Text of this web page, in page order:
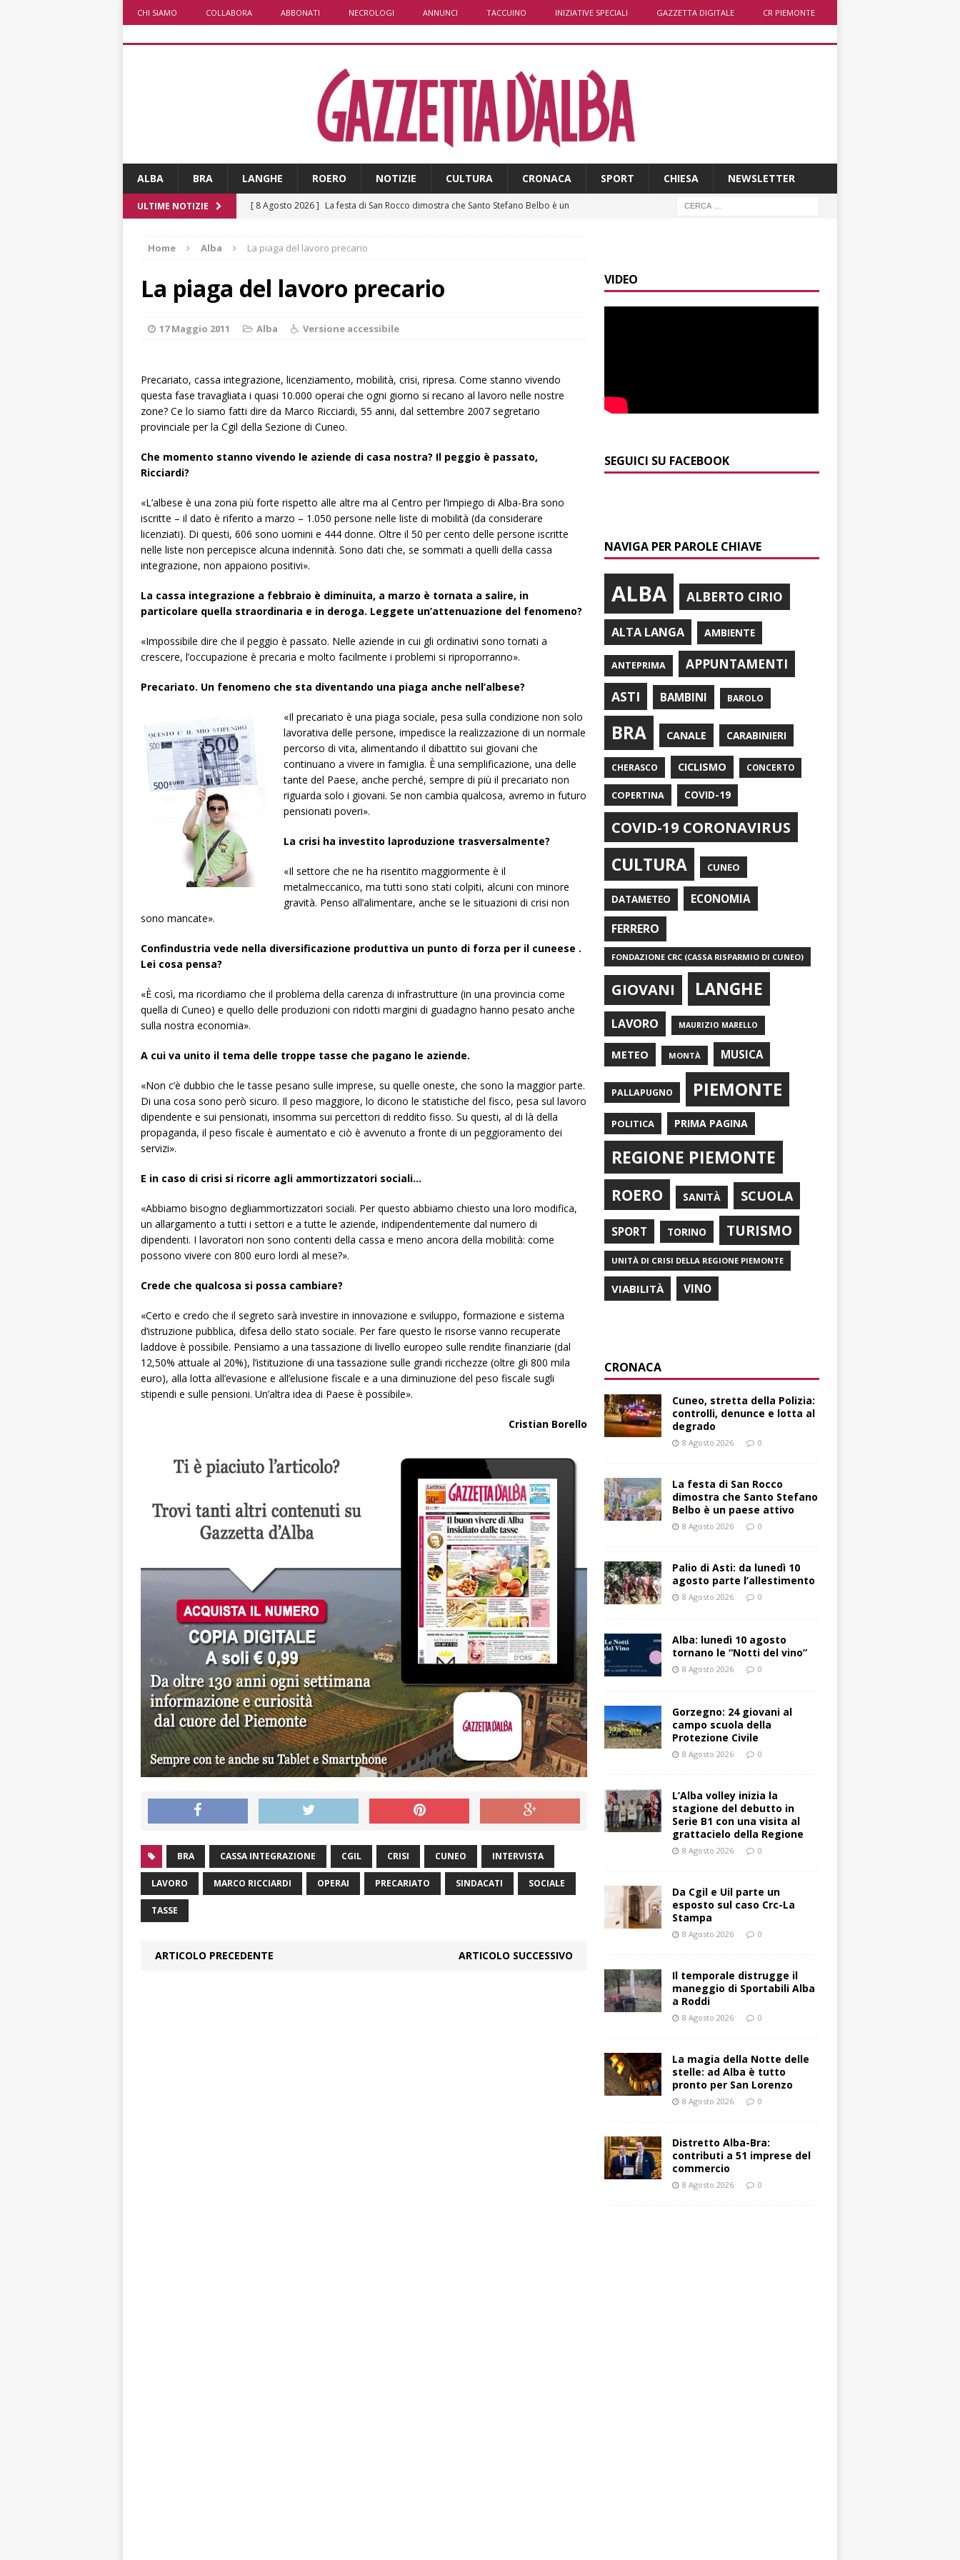
CHI SIAMO COLLABORA ABBONATI NECROLOGI ANNUNCI TACCUINO INIZIATIVE SPECIALI GAZZETTA DIGITALE CR PIEMONTE
ALBA BRA LANGHE ROERO NOTIZIE CULTURA CRONACA SPORT CHIESA NEWSLETTER
ULTIME NOTIZIE [ 8 Agosto 2026 ] La festa di San Rocco dimostra che Santo Stefano Belbo è un
[ 8 Agosto 2026 ] Palio di Asti: da lunedì 10 agosto parte l’allestimento
NOTIZIE
Alba: lunedì 10 agosto tornano le “Notti del vino”
[ 8 Agosto 2026 ] Gorzegno: 24 giovani al campo scuola della Protezione Civile
[ 8 Agosto 2026 ] L’Alba volley inizia la stagione del debutto in Serie B1 con una
visita al grattacielo della Regione
ALBA
[ 8 Agosto 2026 ] Da Cgil e Uil parte un esposto sul caso Crc-La Stampa
[ 8 Agosto 2026 ]
Cuneo, stretta della Polizia: controlli, denunce e lotta al
degrado
CRONACA
Home Alba La piaga del lavoro precario
La piaga del lavoro precario
17 Maggio 2011 Alba Versione accessibile
Precariato, cassa integrazione, licenziamento, mobilità, crisi, ripresa. Come stanno vivendo
questa fase travagliata i quasi 10.000 operai che ogni giorno si recano al lavoro nelle nostre
zone? Ce lo siamo fatti dire da Marco Ricciardi, 55 anni, dal settembre 2007 segretario
provinciale per la Cgil della Sezione di Cuneo.
Che momento stanno vivendo le aziende di casa nostra? Il peggio è passato,
Ricciardi?
«L’albese è una zona più forte rispetto alle altre ma al Centro per l’impiego di Alba-Bra sono
iscritte – il dato è riferito a marzo – 1.050 persone nelle liste di mobilità (da considerare
licenziati). Di questi, 606 sono uomini e 444 donne. Oltre il 50 per cento delle persone iscritte
nelle liste non percepisce alcuna indennità. Sono dati che, se sommati a quelli della cassa
integrazione, non appaiono positivi».
La cassa integrazione a febbraio è diminuita, a marzo è tornata a salire, in
particolare quella straordinaria e in deroga. Leggete un’attenuazione del fenomeno?
«Impossibile dire che il peggio è passato. Nelle aziende in cui gli ordinativi sono tornati a
crescere, l’occupazione è precaria e molto facilmente i problemi si riproporranno».
Precariato. Un fenomeno che sta diventando una piaga anche nell’albese?
«Il precariato è una piaga sociale, pesa sulla condizione non solo
lavorativa delle persone, impedisce la realizzazione di un normale
percorso di vita, alimentando il dibattito sui giovani che
continuano a vivere in famiglia. È una semplificazione, una delle
tante del Paese, anche perché, sempre di più il precariato non
riguarda solo i giovani. Se non cambia qualcosa, avremo in futuro
pensionati poveri».
La crisi ha investito laproduzione trasversalmente?
«Il settore che ne ha risentito maggiormente è il
metalmeccanico, ma tutti sono stati colpiti, alcuni con minore
gravità. Penso all’alimentare, anche se le situazioni di crisi non
sono mancate».
Confindustria vede nella diversificazione produttiva un punto di forza per il cuneese .
Lei cosa pensa?
«È così, ma ricordiamo che il problema della carenza di infrastrutture (in una provincia come
quella di Cuneo) e quello delle produzioni con ridotti margini di guadagno hanno pesato anche
sulla nostra economia».
A cui va unito il tema delle troppe tasse che pagano le aziende.
«Non c’è dubbio che le tasse pesano sulle imprese, su quelle oneste, che sono la maggior parte.
Di una cosa sono però sicuro. Il peso maggiore, lo dicono le statistiche del fisco, pesa sul lavoro
dipendente e sui pensionati, insomma sui percettori di reddito fisso. Su questi, al di là della
propaganda, il peso fiscale è aumentato e ciò è avvenuto a fronte di un peggioramento dei
servizi».
E in caso di crisi si ricorre agli ammortizzatori sociali…
«Abbiamo bisogno degliammortizzatori sociali. Per questo abbiamo chiesto una loro modifica,
un allargamento a tutti i settori e a tutte le aziende, indipendentemente dal numero di
dipendenti. I lavoratori non sono contenti della cassa e meno ancora della mobilità: come
possono vivere con 800 euro lordi al mese?».
Crede che qualcosa si possa cambiare?
«Certo e credo che il segreto sarà investire in innovazione e sviluppo, formazione e sistema
d’istruzione pubblica, difesa dello stato sociale. Per fare questo le risorse vanno recuperate
laddove è possibile. Pensiamo a una tassazione di livello europeo sulle rendite finanziarie (dal
12,50% attuale al 20%), l’istituzione di una tassazione sulle grandi ricchezze (oltre gli 800 mila
euro), alla lotta all’evasione e all’elusione fiscale e a una diminuzione del peso fiscale sugli
stipendi e sulle pensioni. Un’altra idea di Paese è possibile».
Cristian Borello
BRA CASSA INTEGRAZIONE CGIL CRISI CUNEO INTERVISTA
LAVORO MARCO RICCIARDI OPERAI PRECARIATO SINDACATI SOCIALE
TASSE
ARTICOLO PRECEDENTE ARTICOLO SUCCESSIVO
VIDEO
SEGUICI SU FACEBOOK
NAVIGA PER PAROLE CHIAVE
ALBA ALBERTO CIRIO
ALTA LANGA AMBIENTE
ANTEPRIMA
APPUNTAMENTI
ASTI
BAMBINI BAROLO
BRA CANALE CARABINIERI
CHERASCO CICLISMO CONCERTO
COPERTINA COVID-19
COVID-19 CORONAVIRUS
CULTURA CUNEO
DATAMETEO ECONOMIA
FERRERO
FONDAZIONE CRC (CASSA RISPARMIO DI CUNEO)
GIOVANI LANGHE
LAVORO MAURIZIO MARELLO
METEO MONTÀ MUSICA
PALLAPUGNO PIEMONTE
POLITICA PRIMA PAGINA
REGIONE PIEMONTE
ROERO SANITÀ SCUOLA
SPORT TORINO TURISMO
UNITÀ DI CRISI DELLA REGIONE PIEMONTE
VIABILITÀ VINO
CRONACA
Cuneo, stretta della Polizia:
controlli, denunce e lotta al
degrado
8 Agosto 2026 0
La festa di San Rocco
dimostra che Santo Stefano
Belbo è un paese attivo
8 Agosto 2026 0
Palio di Asti: da lunedì 10
agosto parte l’allestimento
8 Agosto 2026 0
Alba: lunedì 10 agosto
tornano le “Notti del vino”
8 Agosto 2026 0
Gorzegno: 24 giovani al
campo scuola della
Protezione Civile
8 Agosto 2026 0
L’Alba volley inizia la
stagione del debutto in
Serie B1 con una visita al
grattacielo della Regione
8 Agosto 2026 0
Da Cgil e Uil parte un
esposto sul caso Crc-La
Stampa
8 Agosto 2026 0
Il temporale distrugge il
maneggio di Sportabili Alba
a Roddi
8 Agosto 2026 0
La magia della Notte delle
stelle: ad Alba è tutto
pronto per San Lorenzo
8 Agosto 2026 0
Distretto Alba-Bra:
contributi a 51 imprese del
commercio
8 Agosto 2026 0